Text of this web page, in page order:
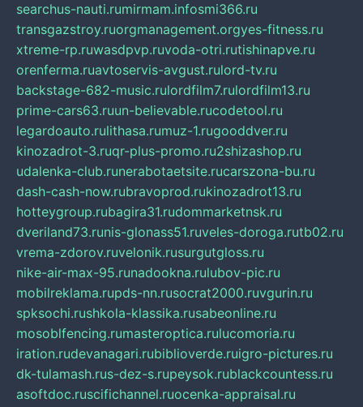
searchus-nauti.rumirmam.infosmi366.ru
transgazstroy.ruorgmanagement.orgyes-fitness.ru
xtreme-rp.ruwasdpvp.ruvoda-otri.rutishinapve.ru
orenferma.ruavtoservis-avgust.rulord-tv.ru
backstage-682-music.rulordfilm7.rulordfilm13.ru
prime-cars63.ruun-believable.rucodetool.ru
legardoauto.rulithasa.rumuz-1.rugooddver.ru
kinozadrot-3.ruqr-plus-promo.ru2shizashop.ru
udalenka-club.runerabotaetsite.rucarszona-bu.ru
dash-cash-now.rubravoprod.rukinozadrot13.ru
hotteygroup.rubagira31.rudommarketnsk.ru
dveriland73.runis-glonass51.ruveles-doroga.rutb02.ru
vrema-zdorov.ruvelonik.rusurgutgloss.ru
nike-air-max-95.runadookna.rulubov-pic.ru
mobilreklama.rupds-nn.rusocrat2000.ruvgurin.ru
spksochi.rushkola-klassika.rusabeonline.ru
mosoblfencing.rumasteroptica.rulucomoria.ru
iration.rudevanagari.rubiblioverde.ruigro-pictures.ru
dk-tulamash.rus-dez-s.rupeysok.rublackcountess.ru
asoftdoc.ruscifichannel.ruocenka-appraisal.ru